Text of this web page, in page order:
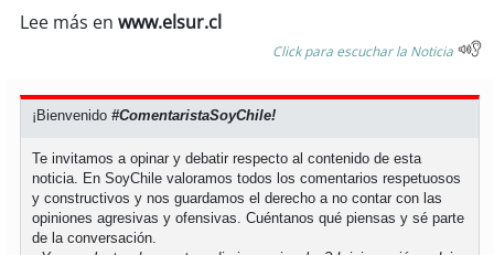
Lee más enwww.elsur.cl
Click para escuchar la Noticia
¡Bienvenido#ComentaristaSoyChile!
Te invitamos a opinar y debatir respecto al contenido de esta
noticia. En SoyChile valoramos todos los comentarios respetuosos
y constructivos y nos guardamos el derecho a no contar con las
opiniones agresivas y ofensivas. Cuéntanos qué piensas y sé parte
de la conversación.